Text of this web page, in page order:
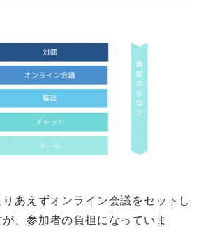
あえずオンライン会議をセットし
、参加者の負担になっていま